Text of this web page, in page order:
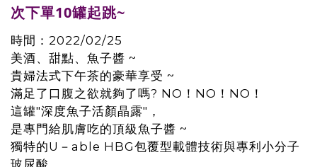
次下單10罐起跳~
時間：2022/02/25
美酒、甜點、魚子醬 ~
貴婦法式下午茶的豪華享受 ~
滿足了口腹之欲就夠了嗎? NO！NO！NO！
這罐"深度魚子活顏晶露"，
是專門給肌膚吃的頂級魚子醬 ~
獨特的U－able HBG包覆型載體技術與專利小分子
玻尿酸，